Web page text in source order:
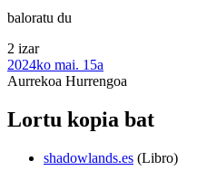
baloratu du
2 izar
2024ko mai. 15a
Aurrekoa Hurrengoa
Lortu kopia bat
shadowlands.es (Libro)